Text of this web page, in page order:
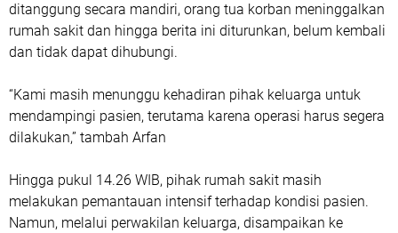
ditanggung secara mandiri, orang tua korban meninggalkan
rumah sakit dan hingga berita ini diturunkan, belum kembali
dan tidak dapat dihubungi.
“Kami masih menunggu kehadiran pihak keluarga untuk
mendampingi pasien, terutama karena operasi harus segera
dilakukan,” tambah Arfan
Hingga pukul 14.26 WIB, pihak rumah sakit masih
melakukan pemantauan intensif terhadap kondisi pasien.
Namun, melalui perwakilan keluarga, disampaikan ke